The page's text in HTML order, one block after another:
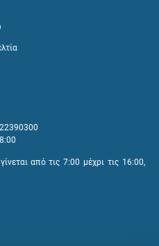
από τις 7:00 μέχρι τις 16:00,